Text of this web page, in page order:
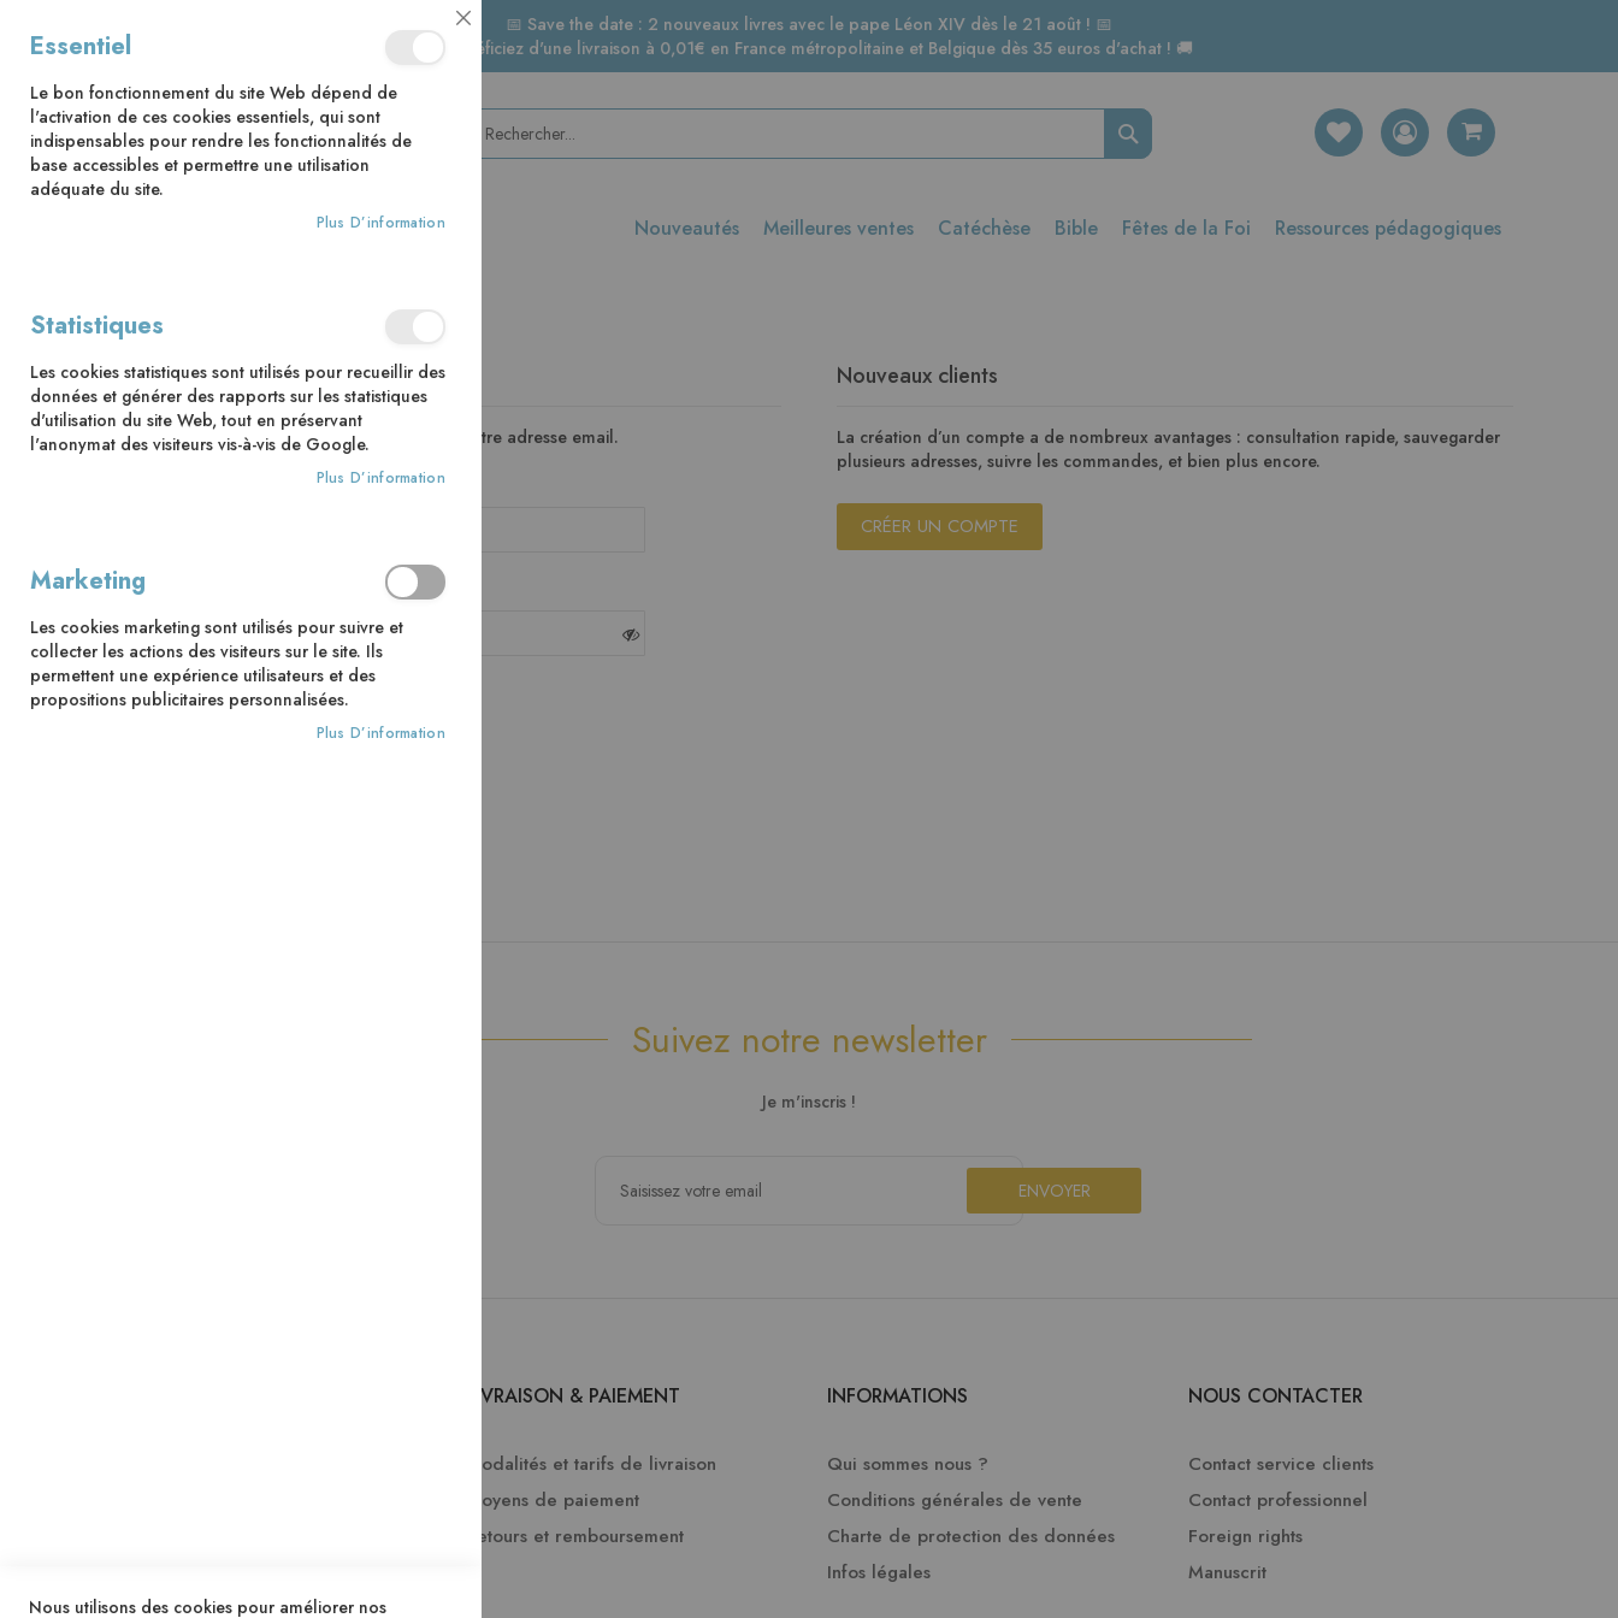
📅 Save the date : 2 nouveaux livres avec le pape Léon XIV dès le 21 août ! 📅
🚚 Bénéficiez d'une livraison à 0,01€ en France métropolitaine et Belgique dès 35 euros d'achat ! 🚚
Rechercher
Nouveautés Meilleures ventes Catéchèse Bible Fêtes de la Foi Ressources pédagogiques
Accès client
Clients enregistrés
Si vous avez un compte, connectez-vous avec votre adresse email.
Mot de passe
CONNEXION Mot de passe oublié ?
Nouveaux clients
La création d’un compte a de nombreux avantages : consultation rapide, sauvegarder
plusieurs adresses, suivre les commandes, et bien plus encore.
CRÉER UN COMPTE
Suivez notre newsletter
Je m'inscris !
ENVOYER
LIVRAISON & PAIEMENT
Modalités et tarifs de livraison
Moyens de paiement
Retours et remboursement
INFORMATIONS
Qui sommes nous ?
Conditions générales de vente
Charte de protection des données
Infos légales
NOUS CONTACTER
Contact service clients
Contact professionnel
Foreign rights
Manuscrit
Close
Cookie
Bar
Essentiel
Le bon fonctionnement du site Web dépend de
l'activation de ces cookies essentiels, qui sont
indispensables pour rendre les fonctionnalités de
base accessibles et permettre une utilisation
adéquate du site.
Plus D’information
Statistiques
Les cookies statistiques sont utilisés pour recueillir des
données et générer des rapports sur les statistiques
d'utilisation du site Web, tout en préservant
l'anonymat des visiteurs vis-à-vis de Google.
Plus D’information
Marketing
Les cookies marketing sont utilisés pour suivre et
collecter les actions des visiteurs sur le site. Ils
permettent une expérience utilisateurs et des
propositions publicitaires personnalisées.
Plus D’information
Nous utilisons des cookies pour améliorer nos